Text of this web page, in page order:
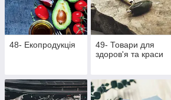
48- Екопродукція
49- Товари для
здоров'я та краси